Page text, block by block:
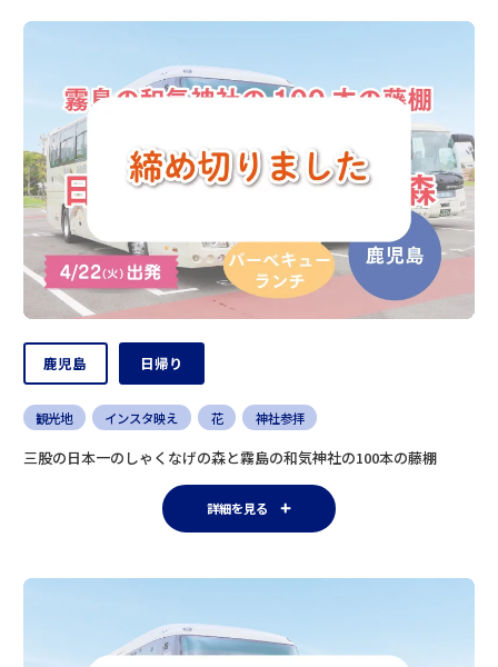
鹿児島 日帰り
観光地 インスタ映え 花 神社参拝
三股の日本一のしゃくなげの森と霧島の和気神社の100本の藤棚
詳細を見る